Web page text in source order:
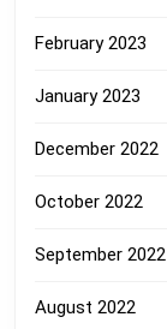
February 2023
January 2023
December 2022
October 2022
September 2022
August 2022